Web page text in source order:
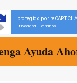
protegido por reCAPTCHA
Privacidad - Términos